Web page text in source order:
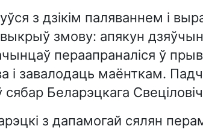
з дзікім паляваннем і
змову: апякун
пераапраналіся ў
і завалодаць маёнткам.
сябар Беларэцкага
з дапамогай сялян